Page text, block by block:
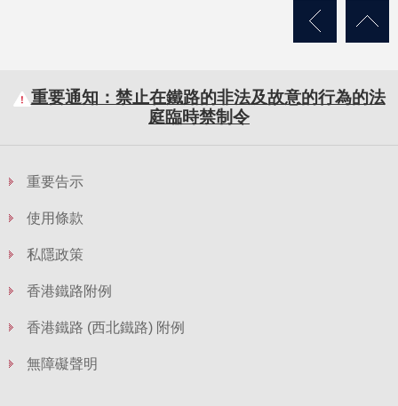
重要通知：禁止在鐵路的非法及故意的行為的法
庭臨時禁制令
重要告示
使用條款
私隱政策
香港鐵路附例
香港鐵路 (西北鐵路) 附例
無障礙聲明